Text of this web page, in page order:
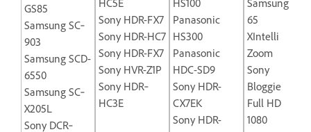
GS85
Samsung SC‐
903
Samsung SCD-
6550
Samsung SC‐
X205L
Sony DCR‐
Sony HDR-FX7
Sony HDR-HC7
Sony HDR-FX7
Sony HVR-Z1P
Sony HDR‐
HC3E
Panasonic
HS300
Panasonic
HDC-SD9
Sony HDR-
CX7EK
Sony HDR-
65
XIntelli
Zoom
Sony
Bloggie
Full HD
1080